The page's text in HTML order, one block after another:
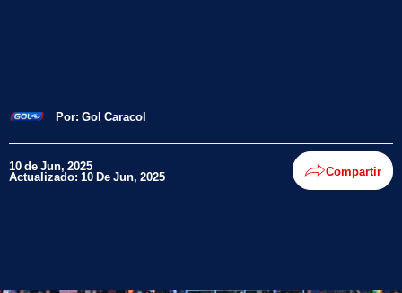
Por: Gol Caracol
10 de Jun, 2025
Actualizado: 10 De Jun, 2025 Compartir